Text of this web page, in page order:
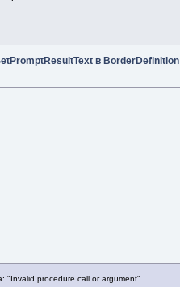
в BorderDefinition
"Invalid procedure call or argument"